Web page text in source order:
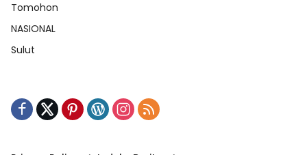
Tomohon
NASIONAL
Sulut